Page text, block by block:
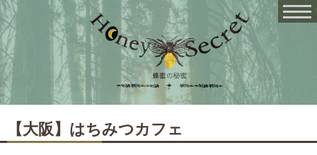
【大阪】はちみつカフェ